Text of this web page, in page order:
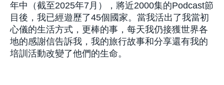
年中（截至2025年7月），將近2000集的Podcast節
目後，我已經遊歷了45個國家。當我活出了我當初
心儀的生活方式，更棒的事，每天我仍接獲世界各
地的感謝信告訴我，我的旅行故事和分享還有我的
培訓活動改變了他們的生命。